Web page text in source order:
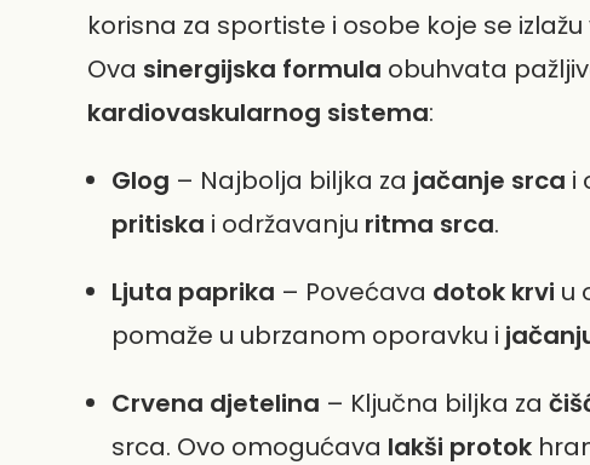
korisna za sportiste i osobe koje se
Ova sinergijska formula obuhvata
kardiovaskularnog sistema:
Glog – Najbolja biljka za jačanje srca i
pritiska i održavanju ritma srca.
Ljuta paprika – Povećava dotok krvi u
pomaže u ubrzanom oporavku i
Crvena djetelina – Ključna biljka za
srca. Ovo omogućava lakši protok